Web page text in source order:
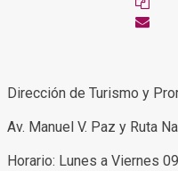
Dirección de Turismo y
Av. Manuel V. Paz y Ruta
Horario: Lunes a Viernes